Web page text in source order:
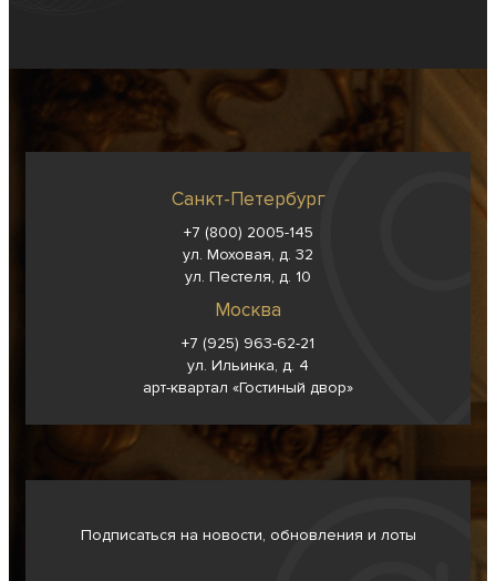
Санкт-Петербург
+7 (800) 2005-145
ул. Моховая, д. 32
ул. Пестеля, д. 10
Москва
+7 (925) 963-62-21
ул. Ильинка, д. 4
арт-квартал «Гостиный двор»
Подписаться на новости, обновления и лоты